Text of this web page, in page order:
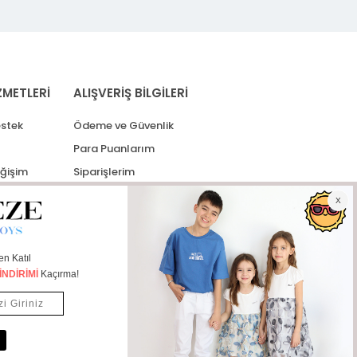
ALIŞVERİŞ BİLGİLERİ
Ödeme ve Güvenlik
Para Puanlarım
Siparişlerim